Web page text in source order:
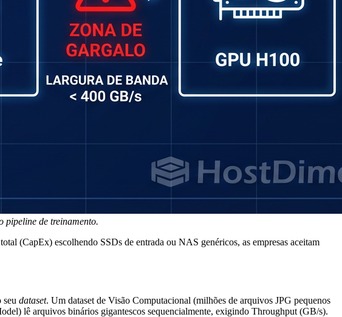
pipeline de treinamento.
(CapEx) escolhendo SSDs de entrada ou NAS genéricos, as empresas aceitam
seu dataset. Um dataset de Visão Computacional (milhões de arquivos JPG pequenos
lê arquivos binários gigantescos sequencialmente, exigindo Throughput (GB/s).